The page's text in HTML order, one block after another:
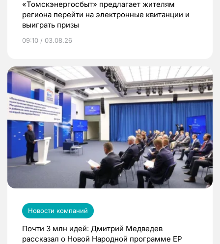
«Томскэнергосбыт» предлагает жителям
региона перейти на электронные квитанции и
выиграть призы
09:10 / 03.08.26
Новости компаний
Почти 3 млн идей: Дмитрий Медведев
рассказал о Новой Народной программе ЕР